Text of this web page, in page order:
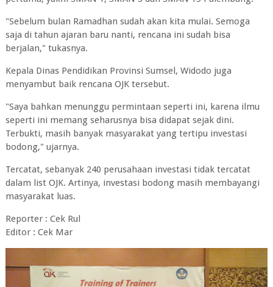
"Sebelum bulan Ramadhan sudah akan kita mulai. Semoga
saja di tahun ajaran baru nanti, rencana ini sudah bisa
berjalan," tukasnya.
Kepala Dinas Pendidikan Provinsi Sumsel, Widodo juga
menyambut baik rencana OJK tersebut.
"Saya bahkan menunggu permintaan seperti ini, karena ilmu
seperti ini memang seharusnya bisa didapat sejak dini.
Terbukti, masih banyak masyarakat yang tertipu investasi
bodong," ujarnya.
Tercatat, sebanyak 240 perusahaan investasi tidak tercatat
dalam list OJK. Artinya, investasi bodong masih membayangi
masyarakat luas.
Reporter : Cek Rul
Editor : Cek Mar